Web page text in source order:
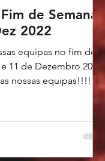
de Semana
2022
equipas no fim de
11 de Dezembro 2022.
nossas equipas!!!!